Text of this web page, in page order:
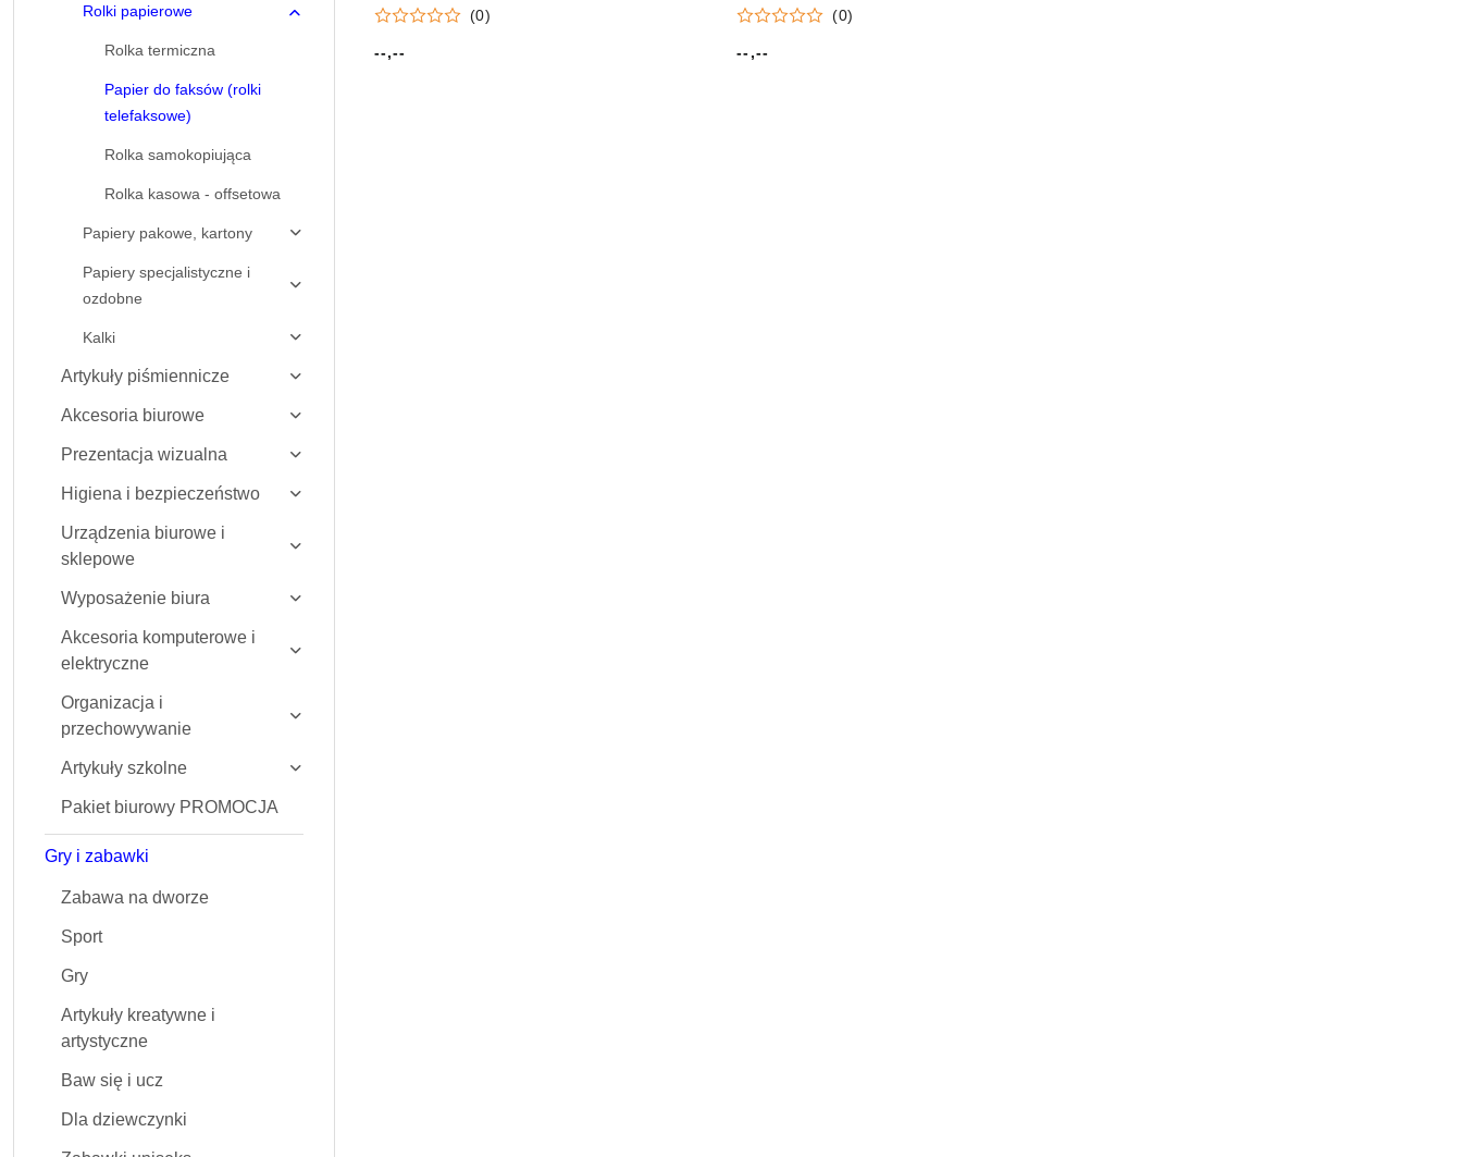
Rolki papierowe
Rolka termiczna
Papier do faksów (rolki
telefaksowe)
Rolka samokopiująca
Rolka kasowa - offsetowa
Papiery pakowe, kartony
Papiery specjalistyczne i
ozdobne
Kalki
Artykuły piśmiennicze
Akcesoria biurowe
Prezentacja wizualna
Higiena i bezpieczeństwo
Urządzenia biurowe i
sklepowe
Wyposażenie biura
Akcesoria komputerowe i
elektryczne
Organizacja i
przechowywanie
Artykuły szkolne
Pakiet biurowy PROMOCJA
Gry i zabawki
Zabawa na dworze
Sport
Gry
Artykuły kreatywne i
artystyczne
Baw się i ucz
Dla dziewczynki
(rf21030wd) (0)
Cena:
--,--
(0)
Cena:
--,--